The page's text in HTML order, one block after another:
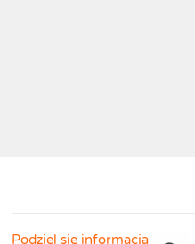
Podziel się informacją